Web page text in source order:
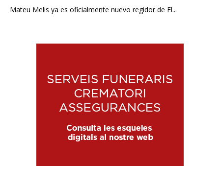
Mateu Melis ya es oficialmente nuevo regidor de El...